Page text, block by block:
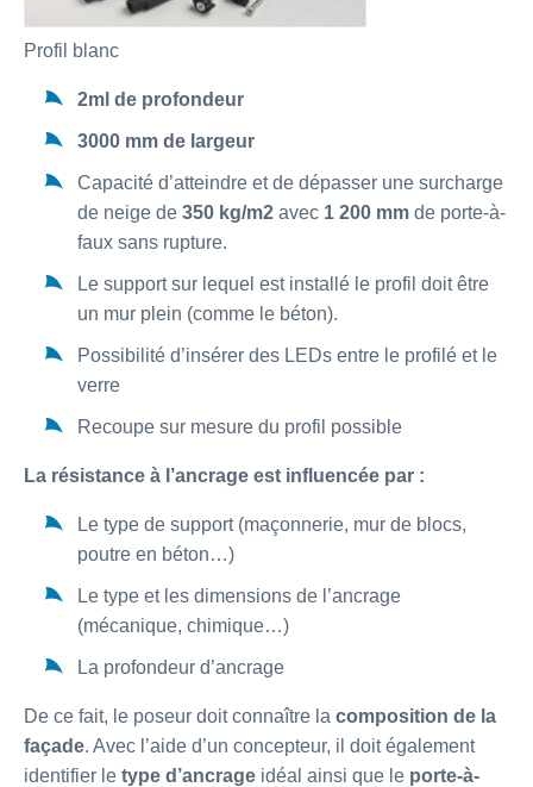
Profil blanc
2ml de profondeur
3000 mm de largeur
Capacité d’atteindre et de dépasser une surcharge
de neige de 350 kg/m2 avec 1 200 mm de porte-à-
faux sans rupture.
Le support sur lequel est installé le profil doit être
un mur plein (comme le béton).
Possibilité d’insérer des LEDs entre le profilé et le
verre
Recoupe sur mesure du profil possible
La résistance à l’ancrage est influencée par :
Le type de support (maçonnerie, mur de blocs,
poutre en béton…)
Le type et les dimensions de l’ancrage
(mécanique, chimique…)
La profondeur d’ancrage
De ce fait, le poseur doit connaître la composition de la
façade. Avec l’aide d’un concepteur, il doit également
identifier le type d’ancrage idéal ainsi que le porte-à-